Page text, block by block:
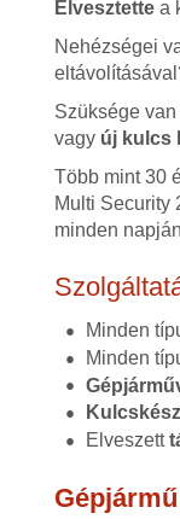
Elvesztettea
Nehézségei
Szüksége
vagy új kulcs
Több mint 30
Multi Security
minden
Minden
Minden
Elveszett